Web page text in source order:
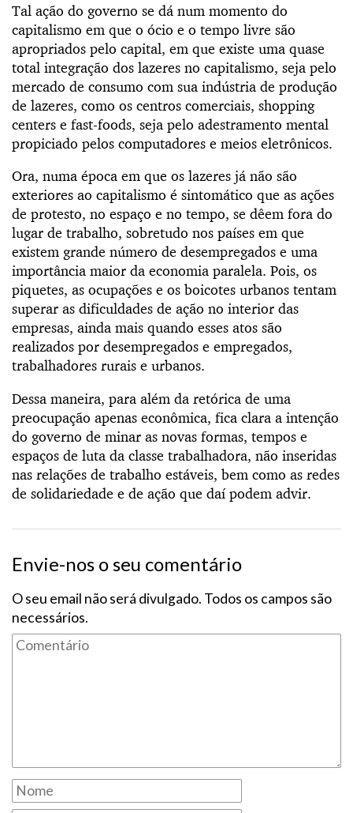
Tal ação do governo se dá num momento do
capitalismo em que o ócio e o tempo livre são
apropriados pelo capital, em que existe uma quase
total integração dos lazeres no capitalismo, seja pelo
mercado de consumo com sua indústria de produção
de lazeres, como os centros comerciais, shopping
centers e fast-foods, seja pelo adestramento mental
propiciado pelos computadores e meios eletrônicos.
Ora, numa época em que os lazeres já não são
exteriores ao capitalismo é sintomático que as ações
de protesto, no espaço e no tempo, se dêem fora do
lugar de trabalho, sobretudo nos países em que
existem grande número de desempregados e uma
importância maior da economia paralela. Pois, os
piquetes, as ocupações e os boicotes urbanos tentam
superar as dificuldades de ação no interior das
empresas, ainda mais quando esses atos são
realizados por desempregados e empregados,
trabalhadores rurais e urbanos.
Dessa maneira, para além da retórica de uma
preocupação apenas econômica, fica clara a intenção
do governo de minar as novas formas, tempos e
espaços de luta da classe trabalhadora, não inseridas
nas relações de trabalho estáveis, bem como as redes
de solidariedade e de ação que daí podem advir.
Envie-nos o seu comentário
O seu email não será divulgado. Todos os campos são
necessários.